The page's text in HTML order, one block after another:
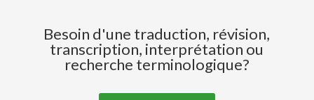
Besoin d'une traduction, révision,
transcription, interprétation ou
recherche terminologique?